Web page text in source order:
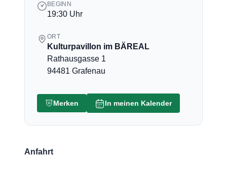
BEGINN
19:30 Uhr
ORT
Kulturpavillon im BÄREAL
Rathausgasse 1
94481 Grafenau
Merken In meinen Kalender
Anfahrt